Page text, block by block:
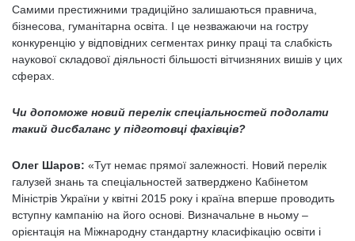
Самими престижними традиційно залишаються правнича,
бізнесова, гуманітарна освіта. І це незважаючи на гостру
конкуренцію у відповідних сегментах ринку праці та слабкість
наукової складової діяльності більшості вітчизняних вишів у цих
сферах.
Чи допоможе новий перелік спеціальностей подолати
такий дисбаланс у підготовці фахівців?
Олег Шаров: «Тут немає прямої залежності. Новий перелік
галузей знань та спеціальностей затверджено Кабінетом
Міністрів України у квітні 2015 року і країна вперше проводить
вступну кампанію на його основі. Визначальне в ньому –
орієнтація на Міжнародну стандартну класифікацію освіти і